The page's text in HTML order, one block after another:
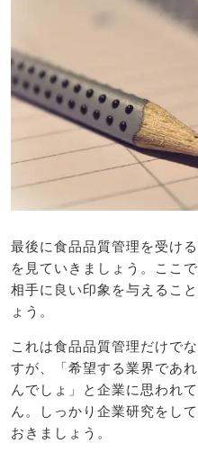
最後に食品品質管理を受け
を見ていきましょう。ここ
相手に良い印象を与えるこ
ょう。
これは食品品質管理だけで
すが、「希望する業界であ
んでしょ」と企業に思われ
ん。しっかり企業研究をし
おきましょう。